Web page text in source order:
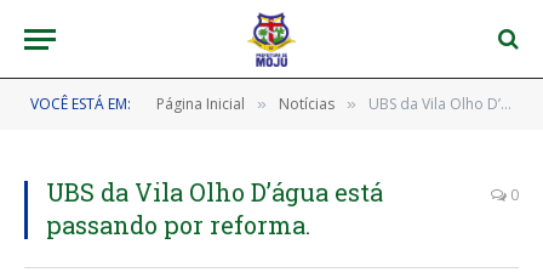
VOCÊ ESTÁ EM: Página Inicial » Notícias » UBS da Vila Olho D’água está passando por reforma.
UBS da Vila Olho D’água está
passando por reforma.
0